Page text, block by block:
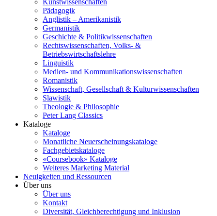
Kunstwissenschaften
Pädagogik
Anglistik – Amerikanistik
Germanistik
Geschichte & Politikwissenschaften
Rechtswissenschaften, Volks- &
Betriebswirtschaftslehre
Linguistik
Medien- und Kommunikationswissenschaften
Romanistik
Wissenschaft, Gesellschaft & Kulturwissenschaften
Slawistik
Theologie & Philosophie
Peter Lang Classics
Kataloge
Kataloge
Monatliche Neuerscheinungskataloge
Fachgebietskataloge
«Coursebook» Kataloge
Weiteres Marketing Material
Neuigkeiten und Ressourcen
Über uns
Über uns
Kontakt
Diversität, Gleichberechtigung und Inklusion